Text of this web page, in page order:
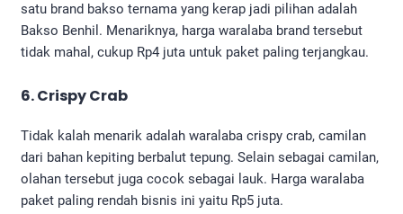
satu brand bakso ternama yang kerap jadi pilihan adalah
Bakso Benhil. Menariknya, harga waralaba brand tersebut
tidak mahal, cukup Rp4 juta untuk paket paling terjangkau.
6. Crispy Crab
Tidak kalah menarik adalah waralaba crispy crab, camilan
dari bahan kepiting berbalut tepung. Selain sebagai camilan,
olahan tersebut juga cocok sebagai lauk. Harga waralaba
paket paling rendah bisnis ini yaitu Rp5 juta.